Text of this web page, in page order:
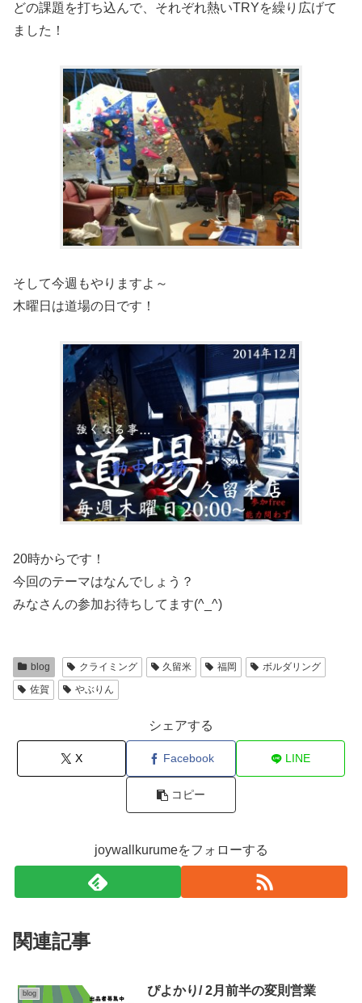
どの課題を打ち込んで、それぞれ熱いTRYを繰り広げて
ました！
そして今週もやりますよ～
木曜日は道場の日です！
20時からです！
今回のテーマはなんでしょう？
みなさんの参加お待ちしてます(^_^)
blog クライミング 久留米 福岡
ボルダリング
佐賀
やぶりん
シェアする
X Facebook LINE
コピー
joywallkurumeをフォローする
関連記事
blog ぴよかり/ 2月前半の変則営業